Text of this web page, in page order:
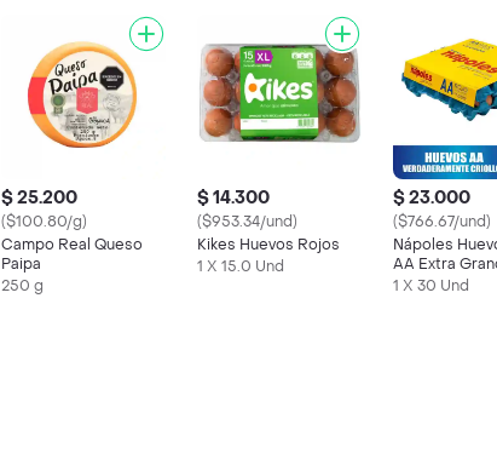
$ 25.200
($100.80/g)
Campo Real Queso
Paipa
250 g
$ 14.300
($953.34/und)
Kikes Huevos Rojos
1 X 15.0 Und
$ 23.000
($766.67/und)
Nápoles
AA Extra
1 X 30 Und